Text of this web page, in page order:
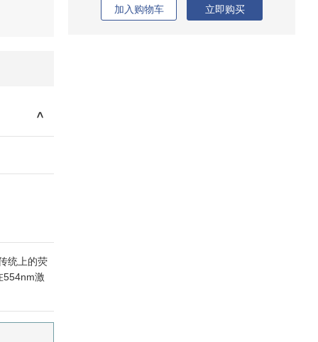
加入购物车 立即购买
>
统上的荧
554nm激